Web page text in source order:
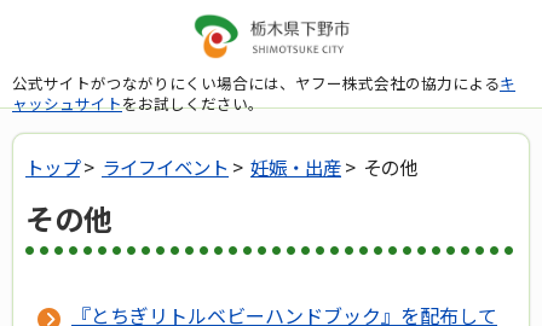
公式サイトがつながりにくい場合には、ヤフー株式会社の協力によるキ
ャッシュサイトをお試しください。
トップ> ライフイベント > 妊娠・出産> その他
その他
『とちぎリトルベビーハンドブック』を配布して